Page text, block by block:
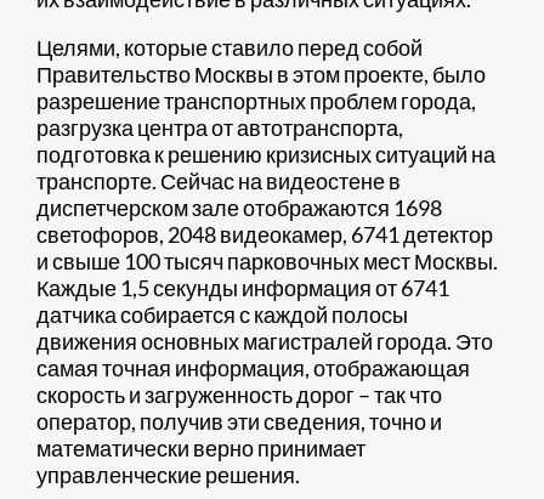
Целями, которые ставило перед собой
Правительство Москвы в этом проекте, было
разрешение транспортных проблем города,
разгрузка центра от автотранспорта,
подготовка к решению кризисных ситуаций на
транспорте. Сейчас на видеостене в
диспетчерском зале отображаются 1698
светофоров, 2048 видеокамер, 6741 детектор
и свыше 100 тысяч парковочных мест Москвы.
Каждые 1,5 секунды информация от 6741
датчика собирается с каждой полосы
движения основных магистралей города. Это
самая точная информация, отображающая
скорость и загруженность дорог – так что
оператор, получив эти сведения, точно и
математически верно принимает
управленческие решения.